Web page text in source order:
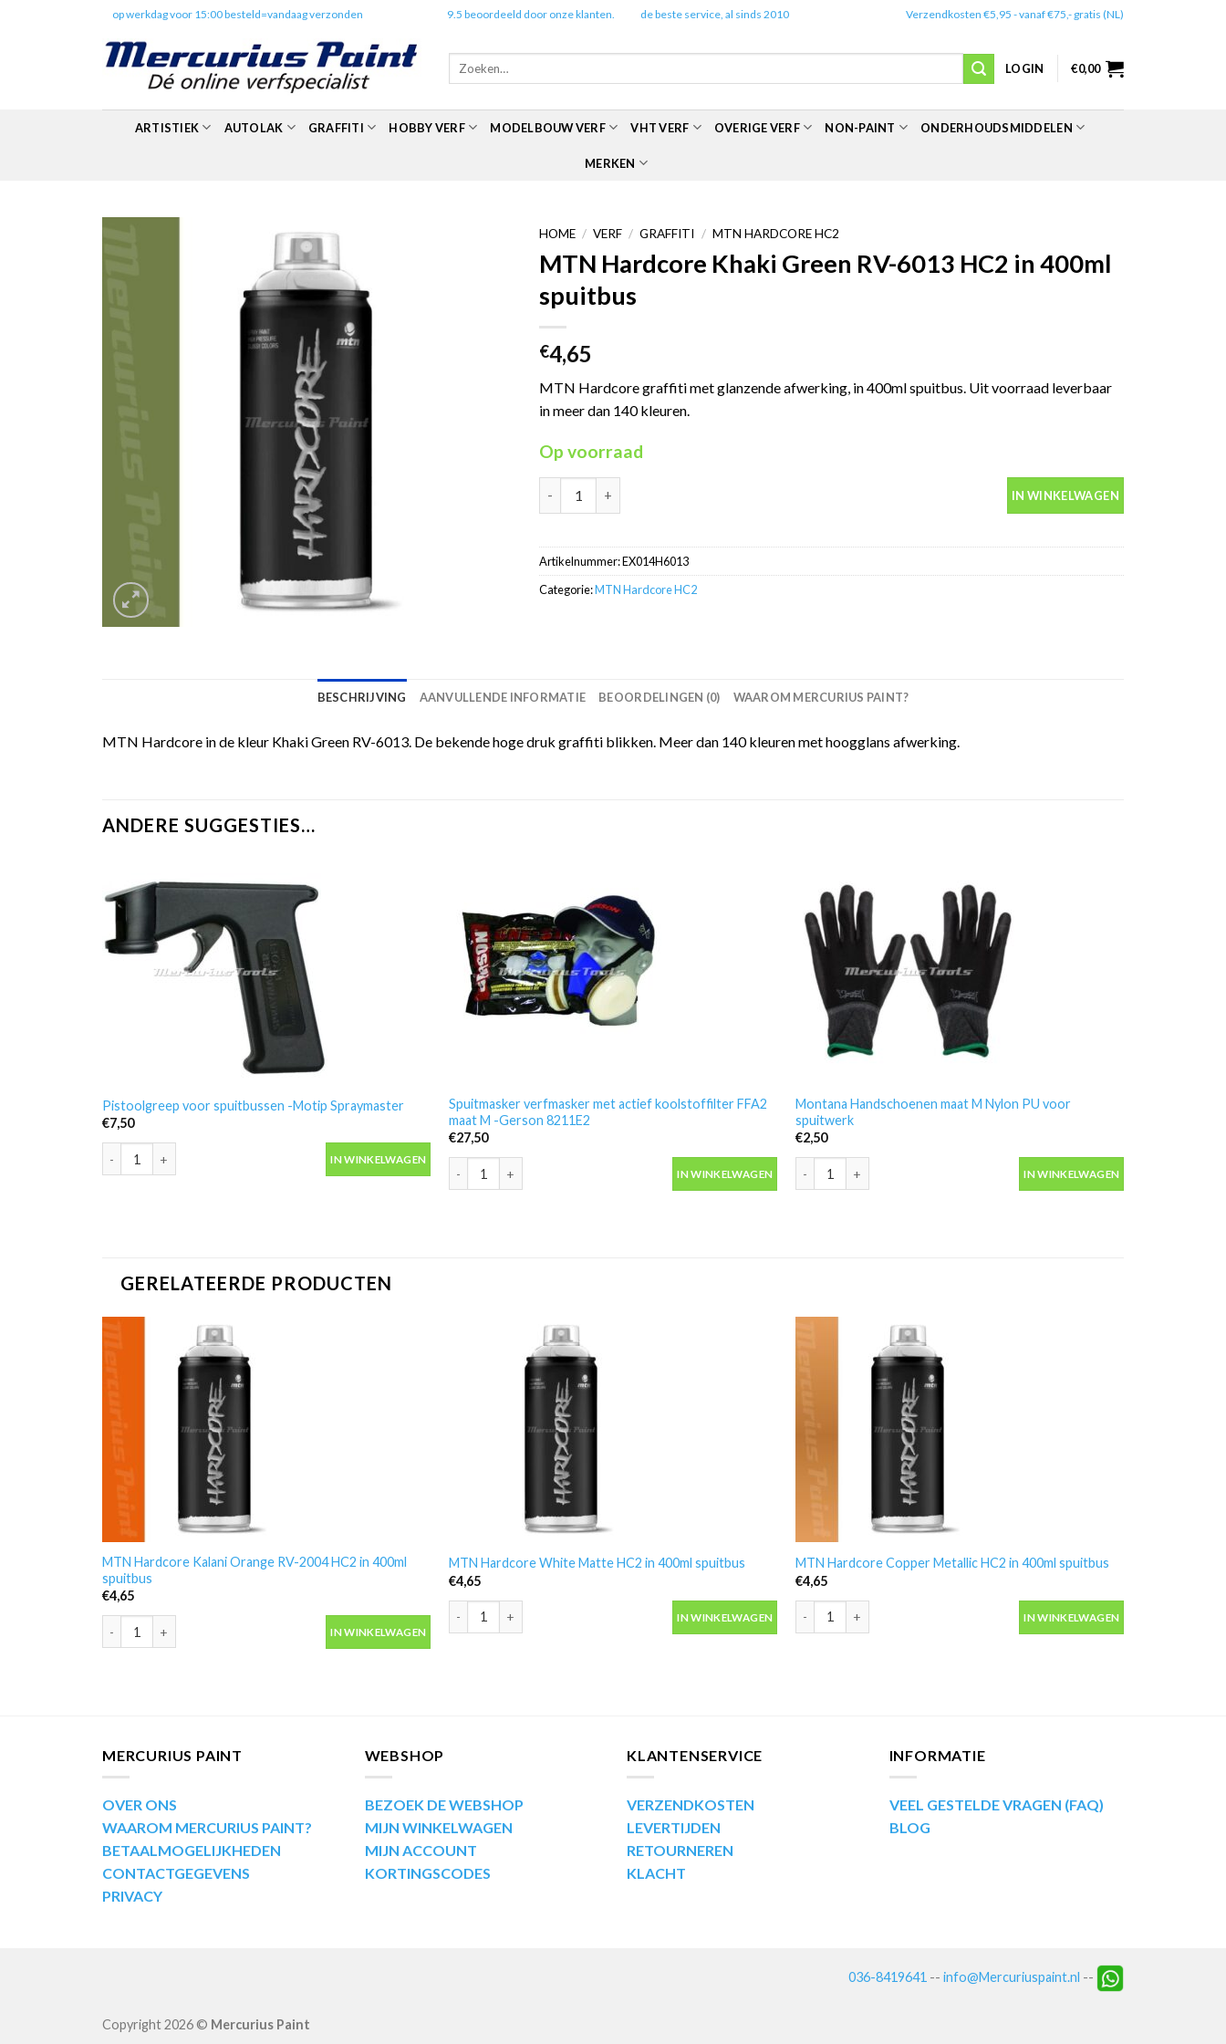
op werkdag voor 15:00 besteld=vandaag verzonden 9.5 beoordeeld door onze klanten. de beste service, al sinds 2010 Verzendkosten €5,95 - vanaf €75,- gratis (NL)
Zoeken
LOGIN €0,00
ARTISTIEK AUTOLAK GRAFFITI HOBBY VERF MODELBOUW VERF VHT VERF OVERIGE VERF NON-PAINT ONDERHOUDSMIDDELEN
MERKEN
HOME / VERF / GRAFFITI / MTN HARDCORE HC2
MTN Hardcore Khaki Green RV-6013 HC2 in 400ml
spuitbus
€4,65
MTN Hardcore graffiti met glanzende afwerking, in 400ml spuitbus. Uit voorraad leverbaar
in meer dan 140 kleuren.
Op voorraad
IN WINKELWAGEN
Artikelnummer:EX014H6013
Categorie:MTN Hardcore HC2
BESCHRIJVING AANVULLENDE INFORMATIE BEOORDELINGEN (0) WAAROM MERCURIUS PAINT?
MTN Hardcore in de kleur Khaki Green RV-6013. De bekende hoge druk graffiti blikken. Meer dan 140 kleuren met hoogglans afwerking.
ANDERE SUGGESTIES…
Pistoolgreep voor spuitbussen -Motip Spraymaster
€7,50
IN WINKELWAGEN
Spuitmasker verfmasker met actief koolstoffilter FFA2
maat M -Gerson 8211E2
€27,50
Spuitmasker verfmasker met actief koolstoffilter FFA2 maat M -Gerson 8211E2 aantal
IN WINKELWAGEN
Montana Handschoenen maat M Nylon PU voor
spuitwerk
€2,50
Montana Handschoenen maat M Nylon PU voor spuitwerk aantal
IN WINKELWAGEN
GERELATEERDE PRODUCTEN
MTN Hardcore Kalani Orange RV-2004 HC2 in 400ml
spuitbus
€4,65
MTN Hardcore Kalani Orange RV-2004 HC2 in 400ml spuitbus aantal
IN WINKELWAGEN
MTN Hardcore White Matte HC2 in 400ml spuitbus
€4,65
MTN Hardcore White Matte HC2 in 400ml spuitbus aantal
IN WINKELWAGEN
MTN Hardcore Copper Metallic HC2 in 400ml spuitbus
€4,65
MTN Hardcore Copper Metallic HC2 in 400ml spuitbus aantal
IN WINKELWAGEN
MERCURIUS PAINT
OVER ONS
WAAROM MERCURIUS PAINT?
BETAALMOGELIJKHEDEN
CONTACTGEGEVENS
PRIVACY
WEBSHOP
BEZOEK DE WEBSHOP
MIJN WINKELWAGEN
MIJN ACCOUNT
KORTINGSCODES
KLANTENSERVICE
VERZENDKOSTEN
LEVERTIJDEN
RETOURNEREN
KLACHT
INFORMATIE
VEEL GESTELDE VRAGEN (FAQ)
BLOG
036-8419641 -- info@Mercuriuspaint.nl --
Copyright 2026 © Mercurius Paint